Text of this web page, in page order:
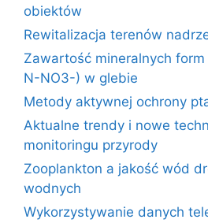
obiektów
Rewitalizacja terenów
Zawartość mineralnych
N-NO3-) w glebie
Metody aktywnej ochrony
Aktualne trendy i nowe
monitoringu przyrody
Zooplankton a jakość wód
wodnych
Wykorzystywanie danych